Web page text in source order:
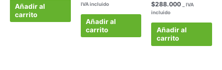
Añadir al
carrito
IVA incluido
Añadir al
carrito
$288.000
_ IVA
incluido
Añadir al
carrito